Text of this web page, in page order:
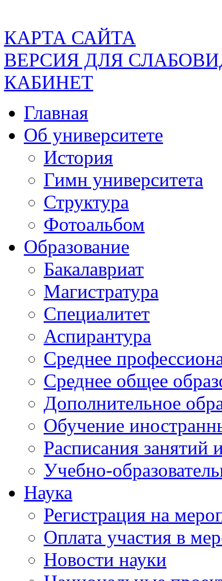
КАРТА САЙТА
ВЕРСИЯ ДЛЯ
КАБИНЕТ
Главная
Об университете
История
Гимн университета
Структура
Фотоальбом
Образование
Бакалавриат
Магистратура
Специалитет
Аспирантура
Среднее
Среднее общее
Дополнительное
Обучение
Расписания занятий
Учебно-
Наука
Регистрация на
Оплата участия в
Новости науки